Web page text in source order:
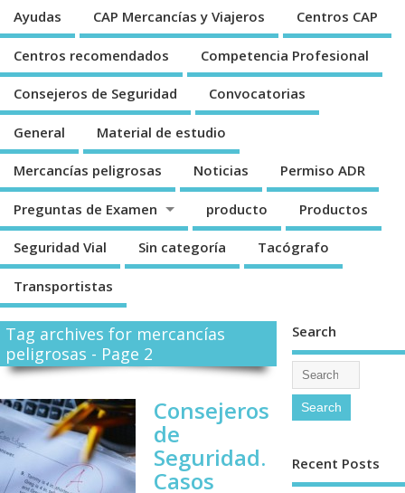
Ayudas CAP Mercancí­as y Viajeros Centros CAP
Centros recomendados Competencia Profesional
Consejeros de Seguridad Convocatorias
General Material de estudio
Mercancí­as peligrosas Noticias Permiso ADR
Preguntas de Examen producto Productos
Seguridad Vial Sin categorí­a Tacógrafo
Transportistas
Tag archives for mercancí­as
peligrosas - Page 2
Consejeros
de
Seguridad.
Casos
Search
Recent Posts